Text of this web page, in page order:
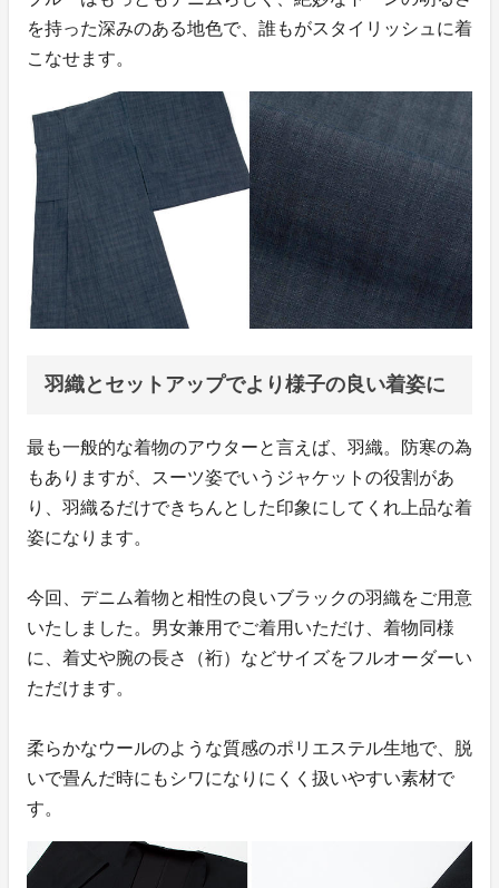
を持った深みのある地色で、誰もがスタイリッシュに着
こなせます。
羽織とセットアップでより様子の良い着姿に
最も一般的な着物のアウターと言えば、羽織。防寒の為
もありますが、スーツ姿でいうジャケットの役割があ
り、羽織るだけできちんとした印象にしてくれ上品な着
姿になります。
今回、デニム着物と相性の良いブラックの羽織をご用意
いたしました。男女兼用でご着用いただけ、着物同様
に、着丈や腕の長さ（裄）などサイズをフルオーダーい
ただけます。
柔らかなウールのような質感のポリエステル生地で、脱
いで畳んだ時にもシワになりにくく扱いやすい素材で
す。